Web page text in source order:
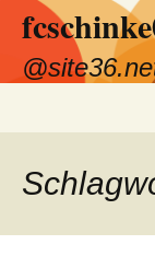
Inhalt
springen